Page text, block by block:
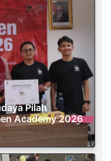
Pilah
Academy 2026